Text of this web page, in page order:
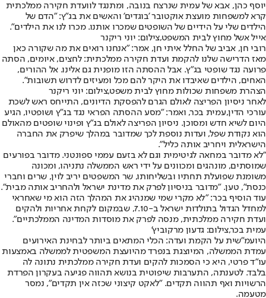
יוסף כהן, אבא של עמית שנרצח בנובה, ומתנגד לוועדת חקירה ממלכתית
קרא למשפחות מועצת אוקטובר 'בוגדים' והאשים את בג"ץ: "הדם של
הילדים שלי על הידיים של השופטים שמכרו אותנו. מכרו לנו את הילדים".
אייל אשל מחוץ לבית המשפט,צילום: יוני ריקנר
רובי חן, אביב של החלל איתי חן, אמר: "אנחנו רואים את מה שקורה כאן
מאז הדרישה שלנו להקמת ועדת חקירה ממלכתית: לחצים, איומים, הסתה
פרועה נגד שופטי בג"ץ. אבל ההסתה הזו מופנית גם אלינו. אל ההורים,
האחים, הילדים שאיבדו את היקר להם מכל ומעיזים לדרוש תשובות".
הצהרת משפחות שכולות מחוץ לבית משפט,צילום: יוני ריקנר
לאחר ניסיון הפריצה לאולם הגרם להפסקת הדיונים, התייחס ראש לשכת
עורכי הדין,עמית בכר, ואמר: "מסע ההסתה הפראי נגד בג"ץ ושופטיו, הגיע
היום לשיא חדש ומסוכן. ניסיון הפריצה לאולם בג"ץ ופינוי שופטים מהאולם
הוא נקודת שפל, ועדות נוספת לכך שמדובר במהלך שיפרק את החברה
הישראלית ויחריב אותה כליל".
"לא מדובר במחאה לגיטימית וגם לא בזעם עממי ספונטני. מדובר בפורעים
שמוסתים, מונהגים ומכוונים על ידי ראש הממשלה נתניהו, ומכונה
משומנת שפועלת תחתיו ובשליחותו, שר המשפטים יריב לוין, שרים וחברי
כנסת", טען. "מדובר בניסיון לפרק את מדינת ישראל ולהחריב אותה מבית".
עוד הוסיף בכר: "לא מקרי שמי שמנהיג את המהלך הזה הוא מי שאחראי
למחדל הגדול בתולדות ישראל ב-7.10, שבמקום לקחת אחריות ולהקים
ועדת חקירה ממלכתית, מנסה לפרק את מוסדות המדינה הממלכתיים".
עמית בכר,צילום: גדעון מרקוביץ'
היועמ"שית על הקמת ועדה: הכלי המתאים ביותר לבחינת האירועים
עמדת הממשלה, המיוצגת בנפרד מהיועצת המשפטית לממשלה באמצעות
עו"ד פרטי, היא כי הסמכות להקים ועדת חקירה ממלכתית נתונה לה
בלבד. לטענתה, התערבות שיפוטית בנושא תהווה פגיעה בעקרון הפרדת
הרשויות ואף תהווה תקדים. "לאקט קיצוני שכזה אין תקדים", נמסר
מטעמה.